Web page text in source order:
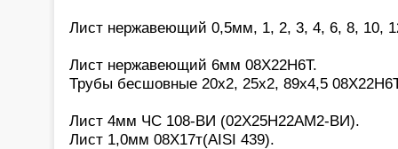
Лист нержавеющий 0,5мм, 1, 2, 3, 4, 6, 8, 10,
Лист нержавеющий 6мм 08Х22Н6Т.
Трубы бесшовные 20х2, 25х2, 89х4,5
Лист 4мм ЧС 108-ВИ (02Х25Н22АМ2-ВИ).
Лист 1,0мм 08Х17т(AISI 439).